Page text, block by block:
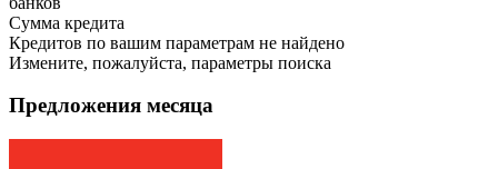
Сумма кредита
Кредитов по вашим параметрам не найдено
Измените, пожалуйста, параметры поиска
Предложения месяца